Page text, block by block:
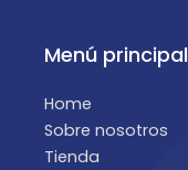
Menú principal
Home
Sobre nosotros
Tienda